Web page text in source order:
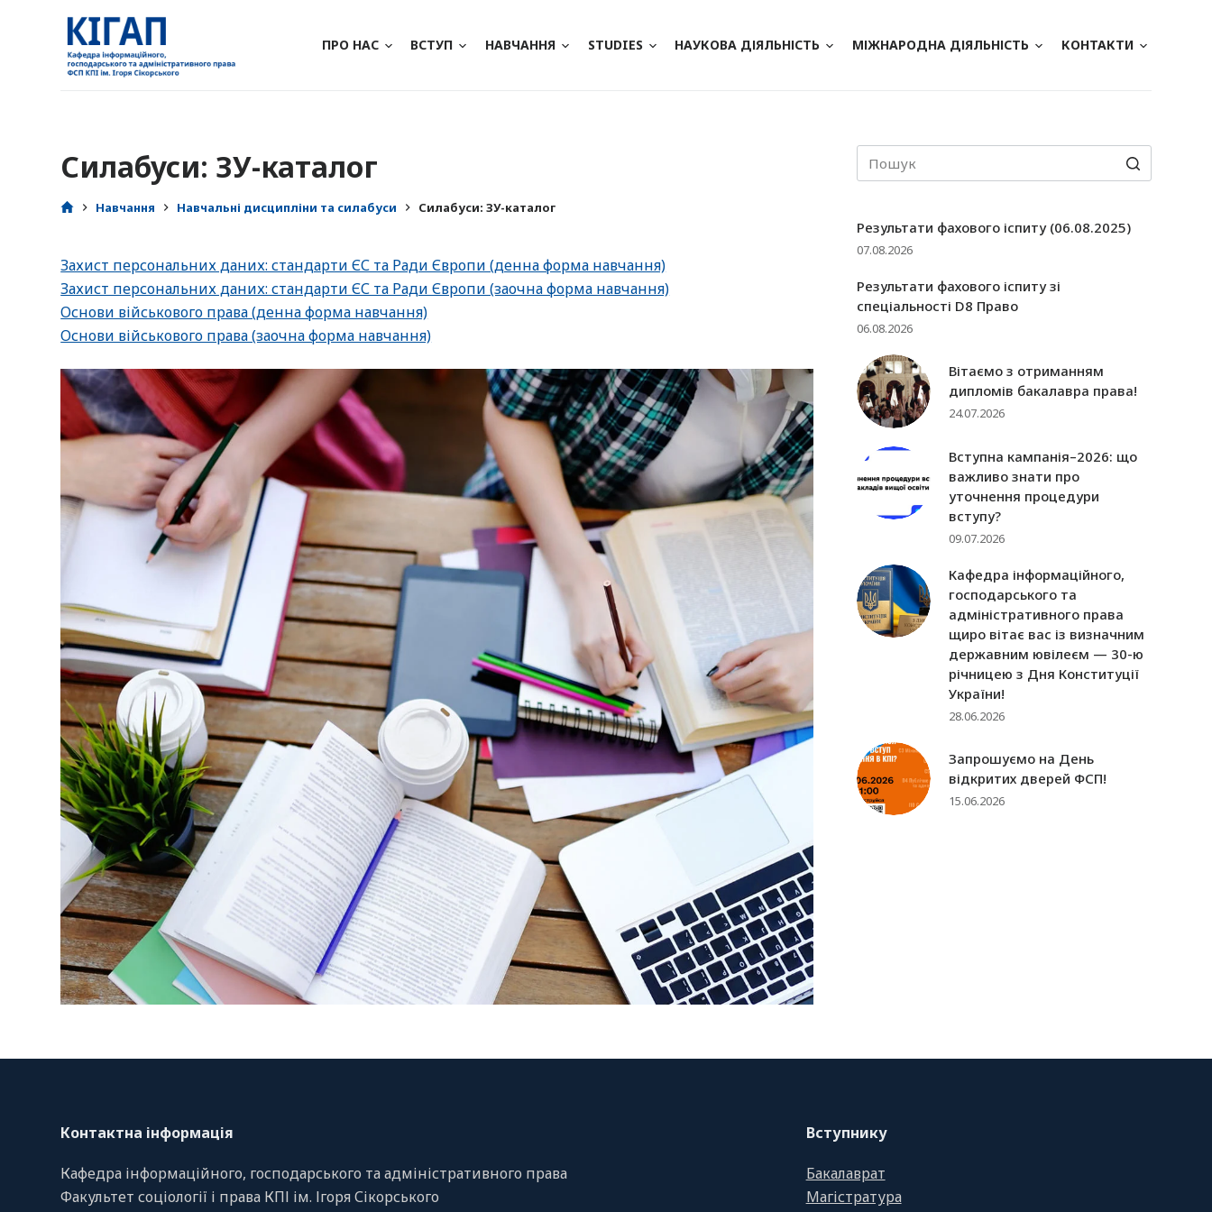
ПРО НАС ВСТУП НАВЧАННЯ STUDIES НАУКОВА ДІЯЛЬНІСТЬ МІЖНАРОДНА ДІЯЛЬНІСТЬ КОНТАКТИ
Силабуси: ЗУ-каталог
Навчання Навчальні дисципліни та силабуси Силабуси: ЗУ-каталог
Захист персональних даних: стандарти ЄС та Ради Європи (денна форма навчання)
Захист персональних даних: стандарти ЄС та Ради Європи (заочна форма навчання)
Основи військового права (денна форма навчання)
Основи військового права (заочна форма навчання)
Результати фахового іспиту (06.08.2025)
07.08.2026
Результати фахового іспиту зі
спеціальності D8 Право
06.08.2026
Вітаємо з отриманням
дипломів бакалавра права!
24.07.2026
Вступна кампанія–2026: що
важливо знати про
уточнення процедури
вступу?
09.07.2026
Кафедра інформаційного,
господарського та
адміністративного права
щиро вітає вас із визначним
державним ювілеєм — 30-ю
річницею з Дня Конституції
України!
28.06.2026
Запрошуємо на День
відкритих дверей ФСП!
15.06.2026
Контактна інформація
Кафедра інформаційного, господарського та адміністративного права
Факультет соціології і права КПІ ім. Ігоря Сікорського
Вступнику
Бакалаврат
Магістратура